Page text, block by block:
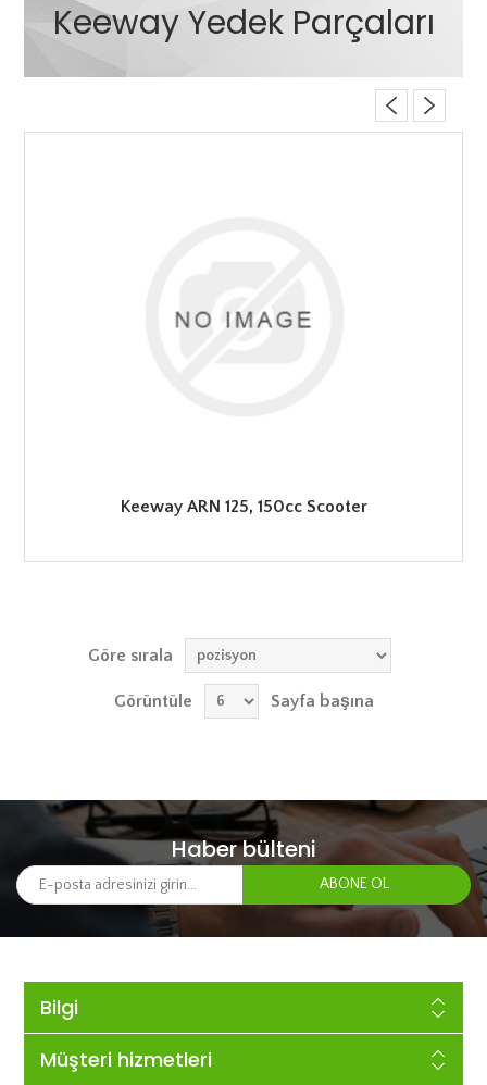
Keeway Yedek Parçaları
Keeway ARN 125, 150cc Scooter
Göre sırala
Görüntüle Sayfa başına
Haber bülteni
Bilgi
Müşteri hizmetleri